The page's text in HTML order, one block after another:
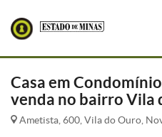
Casa em
venda no bairro Vila
Ametista, 600, Vila do Ouro,